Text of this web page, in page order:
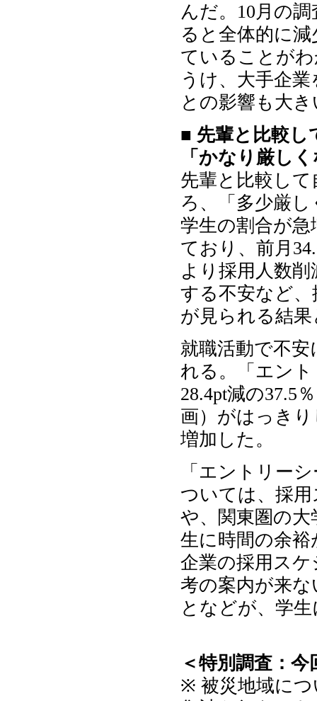
んだ。10月の
ると全体的に
ていることが
うけ、大手企
との影響も大
■ 先輩と比較し
「かなり厳し
先輩と比較し
ろ、「多少厳
学生の割合が
ており、前月
より採用人数
する不安など
が見られる結
就職活動で不
れる。「エン
28.4pt減の37.5
画）がはっきり
増加した。
「エントリー
ついては、採
や、関東圏の
生に時間の余
企業の採用ス
考の案内が来
となどが、学
＜特別調査：
※ 被災地域に